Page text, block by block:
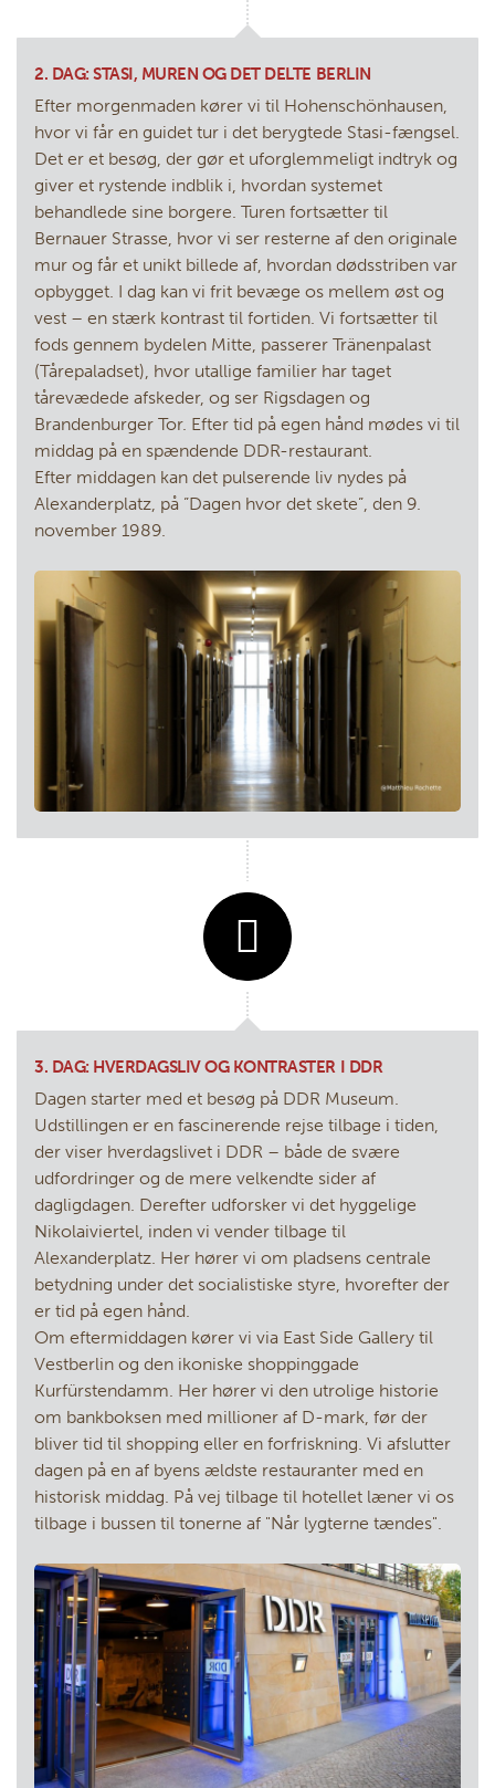
2. DAG: STASI, MUREN OG DET DELTE BERLIN
Efter morgenmaden kører vi til Hohenschönhausen,
hvor vi får en guidet tur i det berygtede Stasi-fængsel.
Det er et besøg, der gør et uforglemmeligt indtryk og
giver et rystende indblik i, hvordan systemet
behandlede sine borgere. Turen fortsætter til
Bernauer Strasse, hvor vi ser resterne af den originale
mur og får et unikt billede af, hvordan dødsstriben var
opbygget. I dag kan vi frit bevæge os mellem øst og
vest – en stærk kontrast til fortiden. Vi fortsætter til
fods gennem bydelen Mitte, passerer Tränenpalast
(Tårepaladset), hvor utallige familier har taget
tårevædede afskeder, og ser Rigsdagen og
Brandenburger Tor. Efter tid på egen hånd mødes vi til
middag på en spændende DDR-restaurant.
Efter middagen kan det pulserende liv nydes på
Alexanderplatz, på ”Dagen hvor det skete”, den 9.
november 1989.
3. DAG: HVERDAGSLIV OG KONTRASTER I DDR
Dagen starter med et besøg på DDR Museum.
Udstillingen er en fascinerende rejse tilbage i tiden,
der viser hverdagslivet i DDR – både de svære
udfordringer og de mere velkendte sider af
dagligdagen. Derefter udforsker vi det hyggelige
Nikolaiviertel, inden vi vender tilbage til
Alexanderplatz. Her hører vi om pladsens centrale
betydning under det socialistiske styre, hvorefter der
er tid på egen hånd.
Om eftermiddagen kører vi via East Side Gallery til
Vestberlin og den ikoniske shoppinggade
Kurfürstendamm. Her hører vi den utrolige historie
om bankboksen med millioner af D-mark, før der
bliver tid til shopping eller en forfriskning. Vi afslutter
dagen på en af byens ældste restauranter med en
historisk middag. På vej tilbage til hotellet læner vi os
tilbage i bussen til tonerne af "Når lygterne tændes".